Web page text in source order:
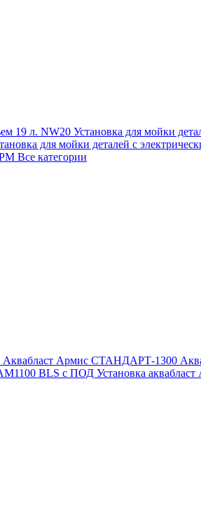
19 л. NW20 Установка для мойки
для мойки деталей с
РМ Все категории
Аквабласт Армис СТАНДАРТ-1300
BLS с ПОД Установка